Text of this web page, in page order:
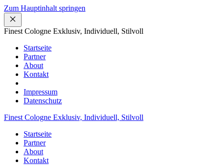
Zum Hauptinhalt springen
Finest Cologne Exklusiv, Individuell, Stilvoll
Startseite
Partner
About
Kontakt
Impressum
Datenschutz
Finest Cologne Exklusiv, Individuell, Stilvoll
Startseite
Partner
About
Kontakt